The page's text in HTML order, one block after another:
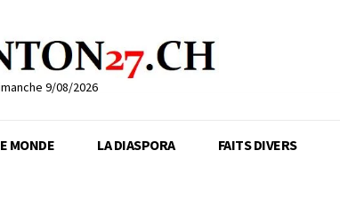
9/08/2026
MONDE LA DIASPORA FAITS DIVERS